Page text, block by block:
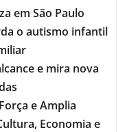
em São Paulo
o autismo infantil
e mira nova
e Amplia
Economia e